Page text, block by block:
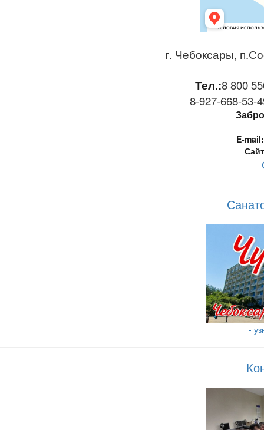
г. Чебоксары,
Тел.:8 800
8-927-668-53-
E-mail:
-